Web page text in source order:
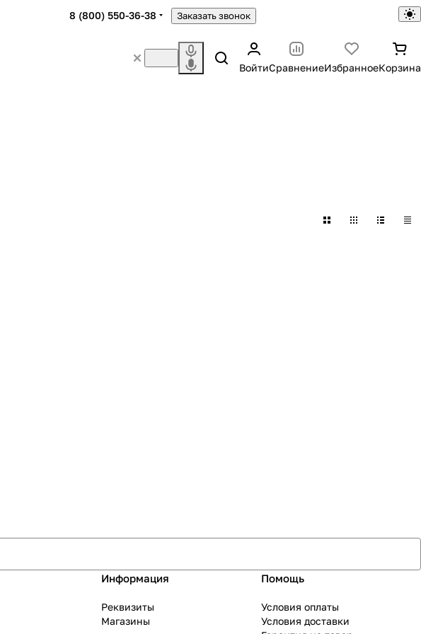
8 (800) 550-36-38 Заказать звонок
ВойтиСравнениеИзбранноеКорзина
Информация
Реквизиты
Магазины
Помощь
Условия оплаты
Условия доставки